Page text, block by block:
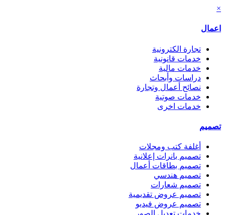
×
اعمال
تجارة الكترونية
خدمات قانونية
خدمات مالية
دراسات وأبحاث
نصائح أعمال وتجارة
خدمات صوتية
خدمات اخرى
تصميم
أغلفة كتب ومجلات
تصميم بانرات إعلانية
تصميم بطاقات أعمال
تصميم هندسي
تصميم شعارات
تصميم عروض تقديمية
تصميم عروض فيديو
خدمات تعديل الصور